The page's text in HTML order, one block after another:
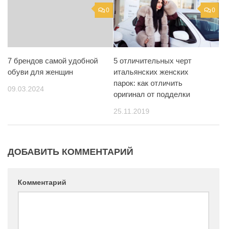
0
7 брендов самой удобной
обуви для женщин
09.03.2024
0
5 отличительных черт
итальянских женских
парок: как отличить
оригинал от подделки
25.11.2019
ДОБАВИТЬ КОММЕНТАРИЙ
Комментарий